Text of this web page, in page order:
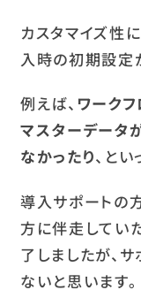
カスタマイズ性
入時の初期設定
例えば、 ワーク
マスターデータ
なかったり、と
導入サポートの
方に伴走してい
了しましたが、
ないと思います。